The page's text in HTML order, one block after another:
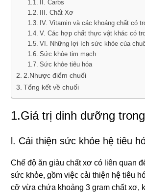
II. Carbs
III. Chất Xơ
IV. Vitamin và các khoáng chất có
V. Các hợp chất thực vật khác có
VI. Những lợi ích sức khỏe của
Sức khỏe tim mạch
Sức khỏe tiêu hóa
2.Nhược điểm chuối
Tổng kết về chuối
1.Giá trị dinh dưỡng
l. Cải thiện sức khỏe hệ tiêu
Chế độ ăn giàu chất xơ có liên quan
sức khỏe, gồm việc cải thiện hệ tiêu
cỡ vừa chứa khoảng 3 gram chất xơ,